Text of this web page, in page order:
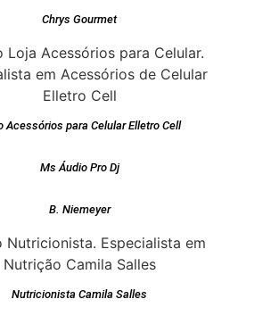
Chrys Gourmet
Acessórios para Celular Elletro Cell
Ms Áudio Pro Dj
B. Niemeyer
Nutricionista Camila Salles